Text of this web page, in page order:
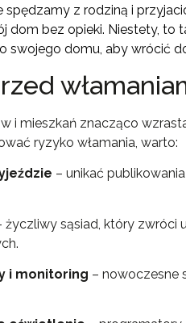
z rodziną i
dom bez opieki. Niestety, to
swojego domu, aby wrócić
i mieszkań znacząco
ryzyko włamania, warto:
– unikać
życzliwy sąsiad, który zwróci
i monitoring – nowoczesne